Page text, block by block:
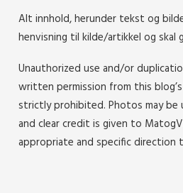
Alt innhold, herunder tekst og
henvisning til kilde/artikkel og skal
Unauthorized use and/or
written permission from this
strictly prohibited. Photos may
and clear credit is given to
appropriate and specific direction